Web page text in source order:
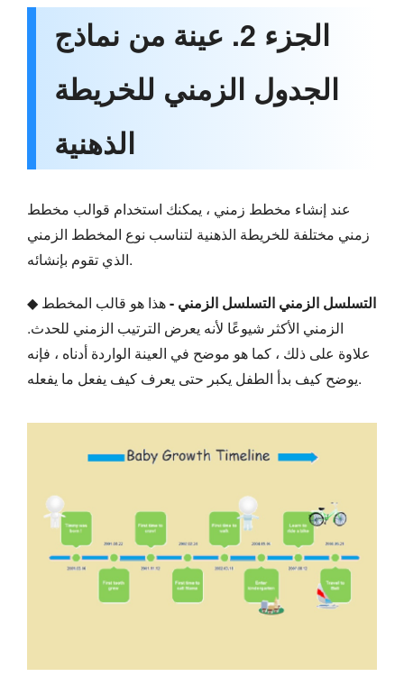
الجزء 2. عينة من نماذج
الجدول الزمني للخريطة
الذهنية
عند إنشاء مخطط زمني ، يمكنك استخدام قوالب مخطط
زمني مختلفة للخريطة الذهنية لتناسب نوع المخطط الزمني
الذي تقوم بإنشائه.
◆ التسلسل الزمني التسلسل الزمني -هذا هو قالب المخطط
الزمني الأكثر شيوعًا لأنه يعرض الترتيب الزمني للحدث.
علاوة على ذلك ، كما هو موضح في العينة الواردة أدناه ، فإنه
يوضح كيف بدأ الطفل يكبر حتى يعرف كيف يفعل ما يفعله.